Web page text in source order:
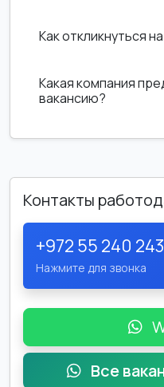
Как откликнуться
Какая компания
вакансию?
Контакты
+972 55 240
Нажмите для звонка
Все